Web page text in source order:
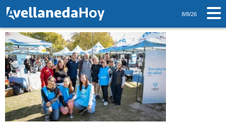
8/8/26
Tag: Zoonosis